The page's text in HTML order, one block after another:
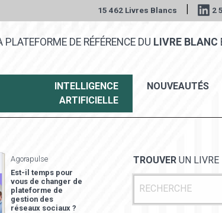
15 462 Livres Blancs | 2
PLATEFORME DE RÉFÉRENCE DU LIVRE BLANC
INTELLIGENCE
ARTIFICIELLE
NOUVEAUTÉS
Agorapulse
Est-il temps pour
vous de changer de
plateforme de
gestion des
réseaux sociaux ?
TROUVER UN LIVRE